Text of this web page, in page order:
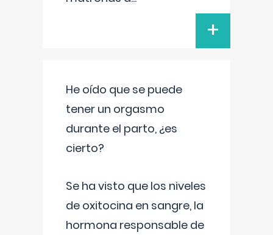
+
He oído que se puede
tener un orgasmo
durante el parto, ¿es
cierto?
Se ha visto que los niveles
de oxitocina en sangre, la
hormona responsable de